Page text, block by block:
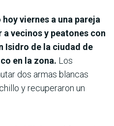
hoy viernes a una pareja
vecinos y peatones con
Isidro de la ciudad de
en la zona. Los
dos armas blancas
y recuperaron un